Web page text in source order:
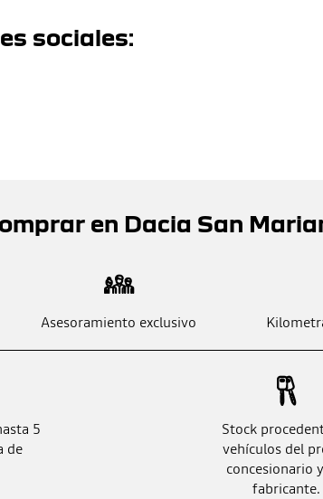
sociales:
en Dacia San
Asesoramiento exclusivo
5
de
Stock
vehículos del
concesionario
fabricante.